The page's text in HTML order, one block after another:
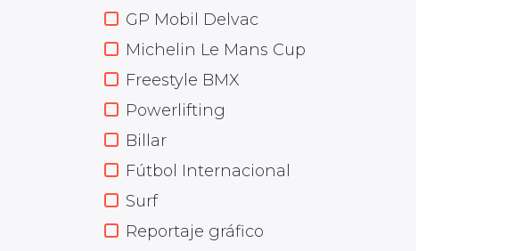
GP Mobil Delvac
Michelin Le Mans Cup
Freestyle BMX
Powerlifting
Billar
Fútbol Internacional
Surf
Reportaje gráfico